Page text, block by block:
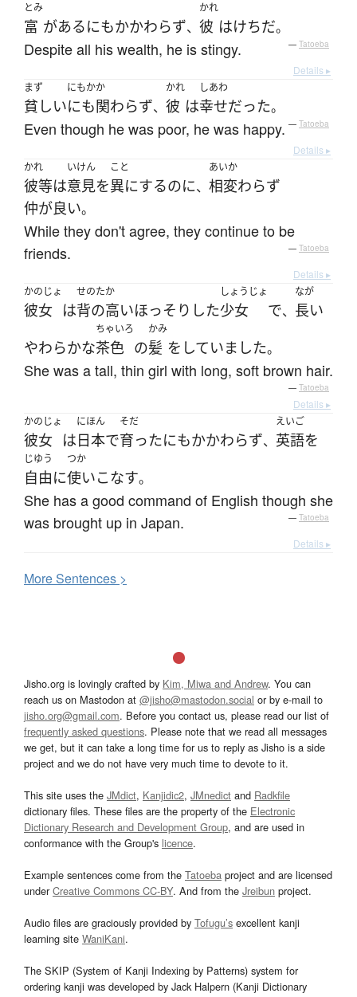
とみ
富 があるにもかかわらず、
かれ
彼 はけちだ。
Despite all his wealth, he is stingy. — Tatoeba
Details ▸
まず
貧しい
にもかか
にも関わらず、
かれ
彼 は
しあわ
幸せだった。
Even though he was poor, he was happy. — Tatoeba
Details ▸
かれ
彼等は
いけん
意見を
こと
異にするのに、
あいか
相変わらず
仲が良い。
While they don't agree, they continue to be
friends.
— Tatoeba
Details ▸
かのじょ
彼女 は
せのたか
背の高いほっそり した
しょうじょ
少女 で、
なが
長い
やわらかな
ちゃいろ
茶色 の
かみ
髪 を していました。
She was a tall, thin girl with long, soft brown hair.
— Tatoeba
Details ▸
かのじょ
彼女 は
にほん
日本で
そだ
育ったにもかかわらず、
えいご
英語を
じゆう
自由に
つか
使いこなす。
She has a good command of English though she
was brought up in Japan.
— Tatoeba
Details ▸
MoreSentences >
Jisho.org is lovingly crafted by Kim, Miwa and Andrew. You can
reach us on Mastodon at @jisho@mastodon.social or by e-mail to
jisho.org@gmail.com. Before you contact us, please read our list of
frequently asked questions. Please note that we read all messages
we get, but it can take a long time for us to reply as Jisho is a side
project and we do not have very much time to devote to it.
This site uses the JMdict, Kanjidic2, JMnedict and Radkfile
dictionary files. These files are the property of the Electronic
Dictionary Research and Development Group, and are used in
conformance with the Group's licence.
Example sentences come from the Tatoeba project and are licensed
underCreative Commons CC-BY. And from the Jreibun project.
Audio files are graciously provided by Tofugu’s excellent kanji
learning site WaniKani.
The SKIP (System of Kanji Indexing by Patterns) system for
ordering kanji was developed by Jack Halpern (Kanji Dictionary